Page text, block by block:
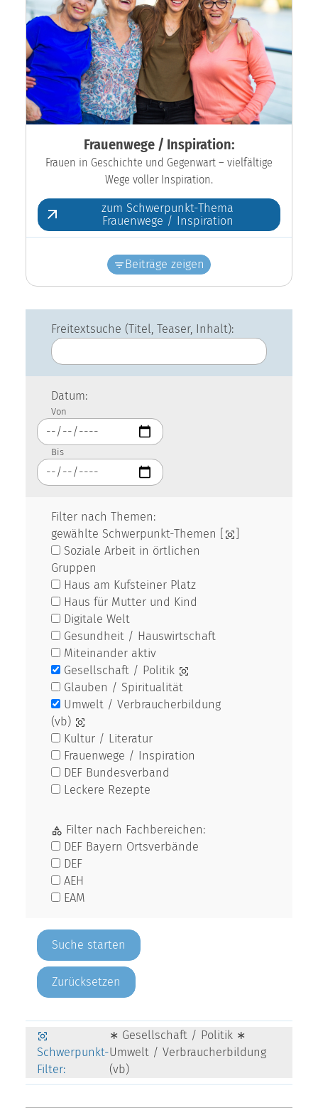
Frauenwege / Inspiration:
Frauen in Geschichte und Gegenwart – vielfältige
Wege voller Inspiration.
zum Schwerpunkt-Thema
Frauenwege / Inspiration
Beiträge zeigen
Freitextsuche (Titel, Teaser, Inhalt):
Datum:
Von
Bis
Filter nach Themen:
gewählte Schwerpunkt-Themen [
Soziale Arbeit in örtlichen
Gruppen
Haus am Kufsteiner Platz
Haus für Mutter und Kind
Digitale Welt
Gesundheit / Hauswirtschaft
Miteinander aktiv
Gesellschaft / Politik
Glauben / Spiritualität
Umwelt / Verbraucherbildung
(vb)
Kultur / Literatur
Frauenwege / Inspiration
DEF Bundesverband
Leckere Rezepte
Filter nach Fachbereichen:
DEF Bayern Ortsverbände
DEF
AEH
EAM
Zurücksetzen
Schwerpunkt-
Filter:
∗ Gesellschaft / Politik ∗
Umwelt / Verbraucherbildung
(vb)